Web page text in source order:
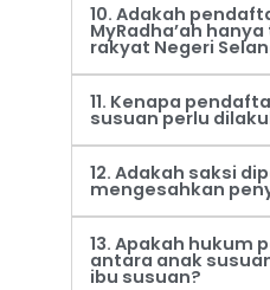
10. Adakah
MyRadha’ah
rakyat Negeri
11. Kenapa
susuan perlu
12. Adakah saksi
mengesahkan
13. Apakah hukum
antara anak
ibu susuan?